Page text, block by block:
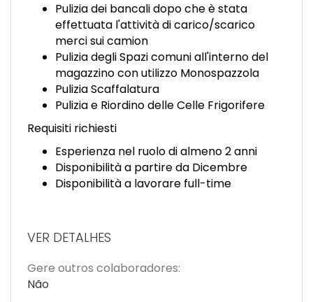
DE
ES
PT
Pulizia dei bancali dopo che è stata
effettuata l'attività di carico/scarico
merci sui camion
Pulizia degli Spazi comuni all'interno del
magazzino con utilizzo Monospazzola
Pulizia Scaffalatura
Pulizia e Riordino delle Celle Frigorifere
Requisiti richiesti
Esperienza nel ruolo di almeno 2 anni
Disponibilità a partire da Dicembre
Disponibilità a lavorare full-time
VER DETALHES
Gere outros colaboradores:
Não